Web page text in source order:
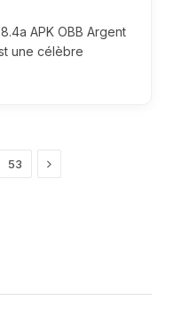
APK OBB Argent
une célèbre
53 Next